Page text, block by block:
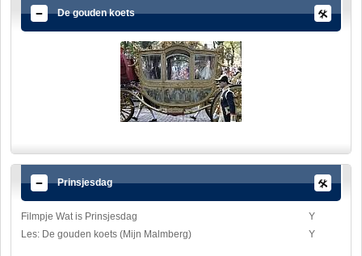
De gouden koets
Prinsjesdag
Filmpje Wat is Prinsjesdag
Y
Les: De gouden koets (Mijn Malmberg)
Y